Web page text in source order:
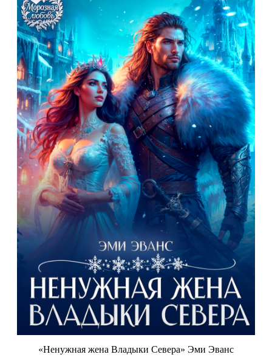
«Ненужная жена Владыки Севера» Эми Эванс